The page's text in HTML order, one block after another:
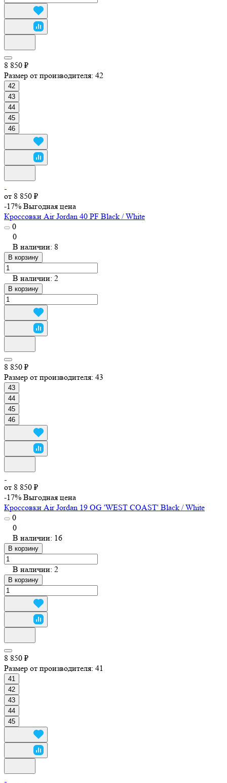
8 850 ₽
Размер от производителя: 42
42
43
44
45
46
от 8 850 ₽
-17% Выгодная цена
Кроссовки Air Jordan 40 PF Black / White
0
0
В наличии: 8
В корзину
В наличии: 2
В корзину
8 850 ₽
Размер от производителя: 43
43
44
45
46
от 8 850 ₽
-17% Выгодная цена
Кроссовки Air Jordan 19 OG 'WEST COAST' Black / White
0
0
В наличии: 16
В корзину
В наличии: 2
В корзину
8 850 ₽
Размер от производителя: 41
41
42
43
44
45